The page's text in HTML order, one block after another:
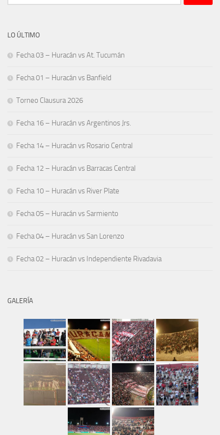
LO ÚLTIMO
Fecha 03 – Huracán vs At. Tucumán
Fecha 01 – Huracán vs Banfield
Torneo Clausura 2026
Fecha 16 – Huracán vs Argentinos Jrs.
Fecha 14 – Huracán vs Rosario Central
Fecha 12 – Huracán vs Barracas Central
Fecha 10 – Huracán vs River Plate
Fecha 05 – Huracán vs Sarmiento
Fecha 04 – Huracán vs San Lorenzo
Fecha 02 – Huracán vs Independiente Rivadavia
GALERÍA